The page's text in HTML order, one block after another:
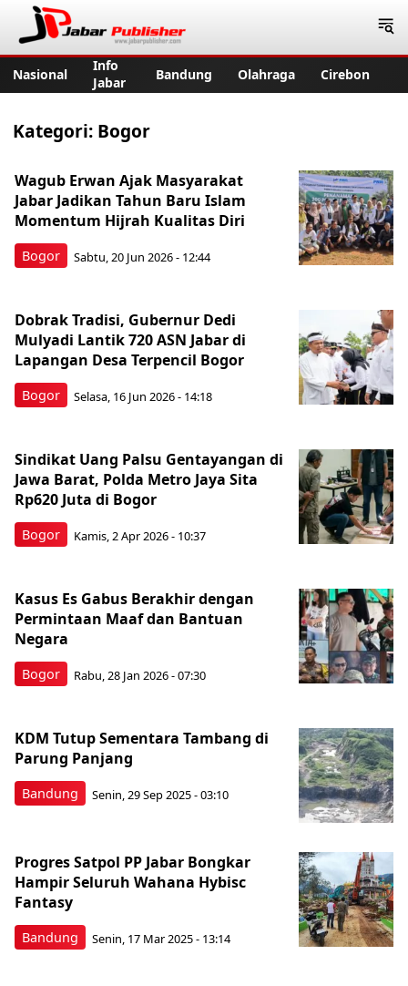
Nasional
Info
Jabar
Bandung Olahraga Cirebon
Kategori: Bogor
Bogor
Wagub Erwan Ajak Masyarakat
Jabar Jadikan Tahun Baru Islam
Momentum Hijrah Kualitas Diri
Sabtu, 20 Jun 2026 - 12:44
Bogor
Dobrak Tradisi, Gubernur Dedi
Mulyadi Lantik 720 ASN Jabar di
Lapangan Desa Terpencil Bogor
Selasa, 16 Jun 2026 - 14:18
Bogor
Sindikat Uang Palsu Gentayangan di
Jawa Barat, Polda Metro Jaya Sita
Rp620 Juta di Bogor
Kamis, 2 Apr 2026 - 10:37
Bogor
Kasus Es Gabus Berakhir dengan
Permintaan Maaf dan Bantuan
Negara
Rabu, 28 Jan 2026 - 07:30
Bandung
KDM Tutup Sementara Tambang di
Parung Panjang
Senin, 29 Sep 2025 - 03:10
Bandung
Progres Satpol PP Jabar Bongkar
Hampir Seluruh Wahana Hybisc
Fantasy
Senin, 17 Mar 2025 - 13:14